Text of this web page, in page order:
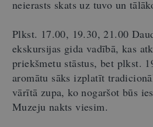
neierasts skats uz tuvo un
Plkst. 17.00, 19.30, 21.00
ekskursijas gida vadībā, kas
priekšmetu stāstus, bet plkst.
aromātu sāks izplatīt
vārītā zupa, ko nogaršot būs
Muzeju nakts viesim.